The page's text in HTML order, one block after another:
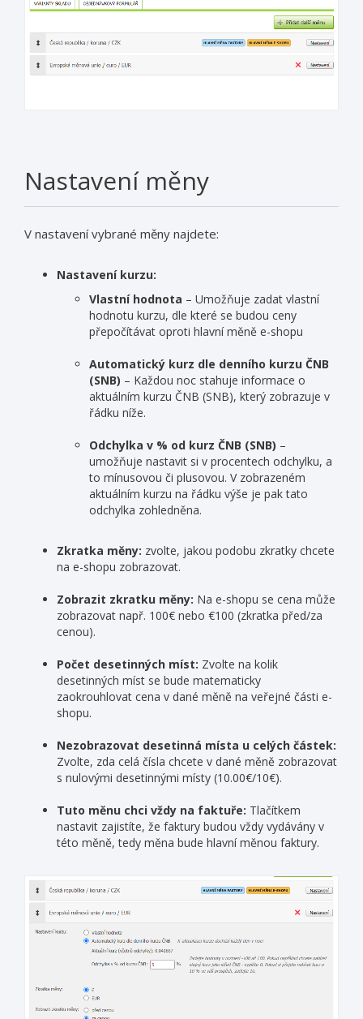
Nastavení měny
V nastavení vybrané měny najdete:
Nastavení kurzu:
Vlastní hodnota – Umožňuje zadat vlastní
hodnotu kurzu, dle které se budou ceny
přepočítávat oproti hlavní měně e-shopu
Automatický kurz dle denního kurzu ČNB
(SNB) – Každou noc stahuje informace o
aktuálním kurzu ČNB (SNB), který zobrazuje v
řádku níže.
Odchylka v % od kurz ČNB (SNB) –
umožňuje nastavit si v procentech odchylku, a
to mínusovou či plusovou. V zobrazeném
aktuálním kurzu na řádku výše je pak tato
odchylka zohledněna.
Zkratka měny: zvolte, jakou podobu zkratky chcete
na e-shopu zobrazovat.
Zobrazit zkratku měny: Na e-shopu se cena může
zobrazovat např. 100€ nebo €100 (zkratka před/za
cenou).
Počet desetinných míst: Zvolte na kolik
desetinných míst se bude matematicky
zaokrouhlovat cena v dané měně na veřejné části e-
shopu.
Nezobrazovat desetinná místa u celých částek:
Zvolte, zda celá čísla chcete v dané měně zobrazovat
s nulovými desetinnými místy (10.00€/10€).
Tuto měnu chci vždy na faktuře: Tlačítkem
nastavit zajistíte, že faktury budou vždy vydávány v
této měně, tedy měna bude hlavní měnou faktury.